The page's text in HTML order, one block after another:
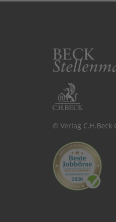
© Verlag C.H.Beck